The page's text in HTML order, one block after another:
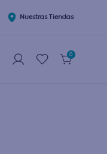
Nuestras Tiendas
0